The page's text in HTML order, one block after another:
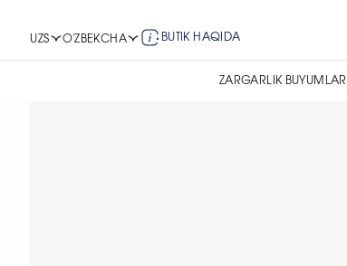
UZS O'ZBEKCHA BUTIK HAQIDA
ZARGARLIK BUYUMLARI